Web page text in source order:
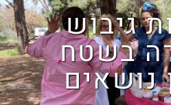
גיבוש
בשטח
נושאים